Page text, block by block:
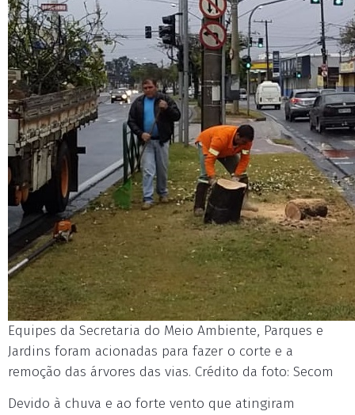
Equipes da Secretaria do Meio Ambiente, Parques e
Jardins foram acionadas para fazer o corte e a
remoção das árvores das vias. Crédito da foto: Secom
Devido à chuva e ao forte vento que atingiram